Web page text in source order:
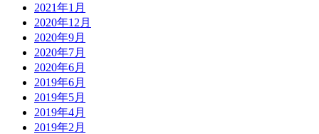
2021年1月
2020年12月
2020年9月
2020年7月
2020年6月
2019年6月
2019年5月
2019年4月
2019年2月